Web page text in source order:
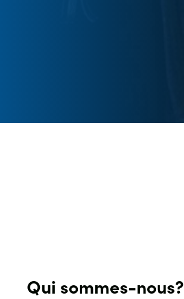
Qui sommes-nous?